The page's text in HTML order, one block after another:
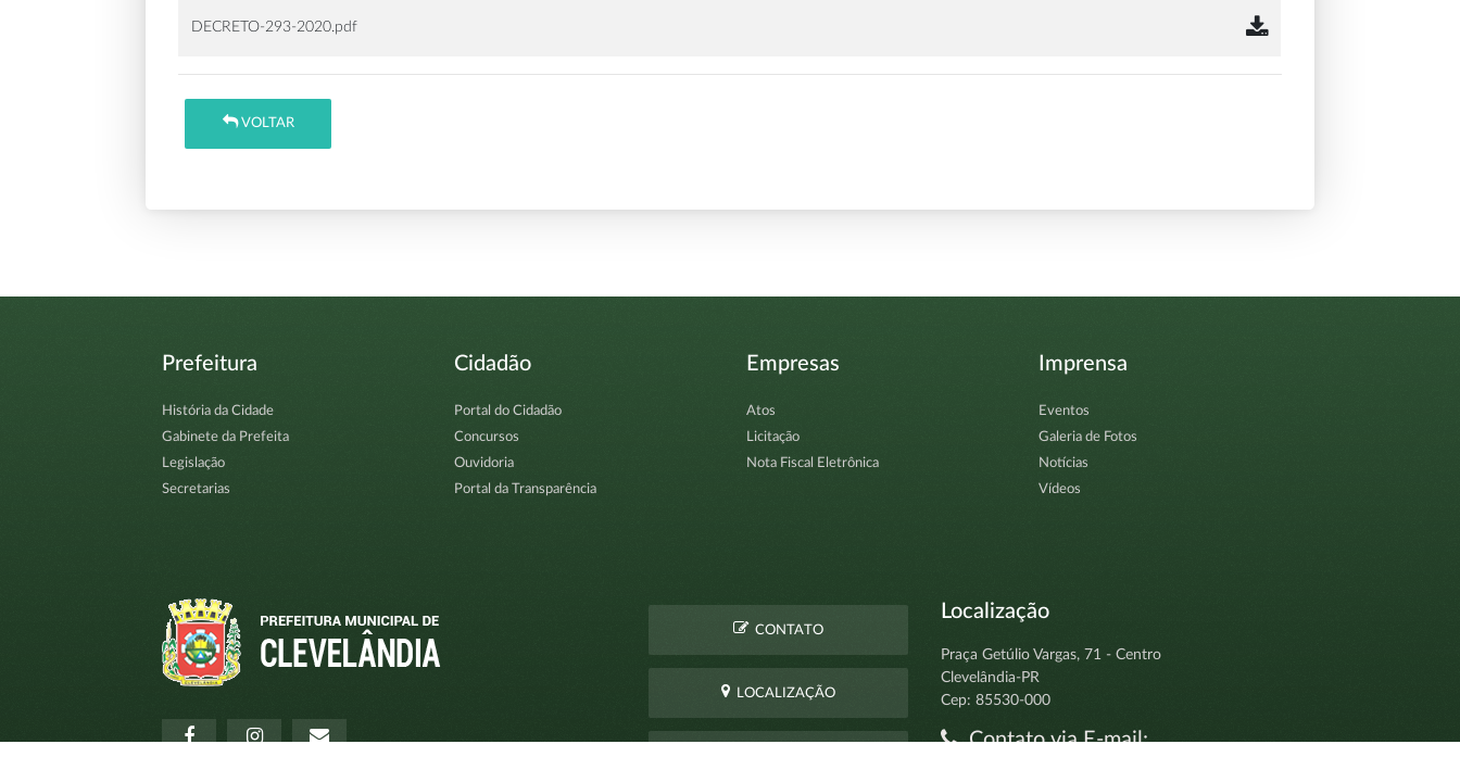
DECRETO-293-2020.pdf
VOLTAR
Prefeitura
História da Cidade
Gabinete da Prefeita
Legislação
Secretarias
Cidadão
Portal do Cidadão
Concursos
Ouvidoria
Portal da Transparência
Empresas
Atos
Licitação
Nota Fiscal Eletrônica
Imprensa
Eventos
Galeria de Fotos
Notícias
Vídeos
CONTATO
LOCALIZAÇÃO
Localização
Praça Getúlio Vargas, 71 - Centro
Clevelândia-PR
Cep: 85530-000
Contato via E-mail: